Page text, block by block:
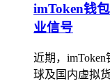
imToken钱
业信号
近期，
球及国内虚拟